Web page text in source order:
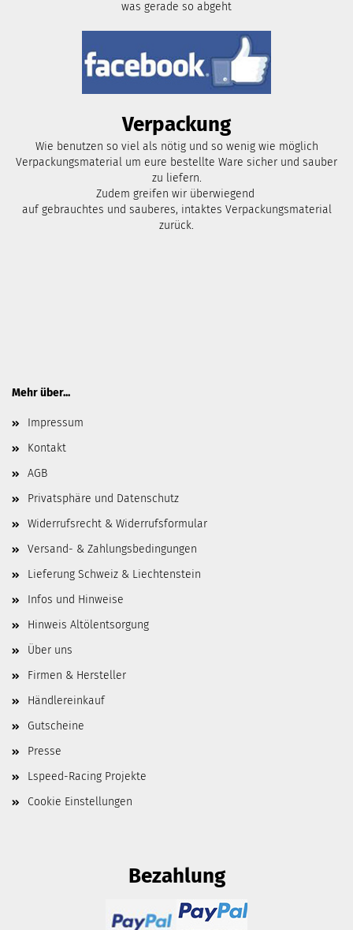
was gerade so abgeht
Verpackung
Wie benutzen so viel als nötig und so wenig wie möglich
Verpackungsmaterial um eure bestellte Ware sicher und sauber
zu liefern.
Zudem greifen wir überwiegend
auf gebrauchtes und sauberes, intaktes Verpackungsmaterial
zurück.
Mehr über...
Impressum
Kontakt
AGB
Privatsphäre und Datenschutz
Widerrufsrecht & Widerrufsformular
Versand- & Zahlungsbedingungen
Lieferung Schweiz & Liechtenstein
Infos und Hinweise
Hinweis Altölentsorgung
Über uns
Firmen & Hersteller
Händlereinkauf
Gutscheine
Presse
Lspeed-Racing Projekte
Cookie Einstellungen
Bezahlung